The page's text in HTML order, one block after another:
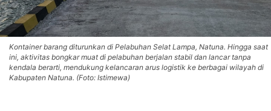
Kontainer barang diturunkan di Pelabuhan Selat Lampa, Natuna. Hingga saat
ini, aktivitas bongkar muat di pelabuhan berjalan stabil dan lancar tanpa
kendala berarti, mendukung kelancaran arus logistik ke berbagai wilayah di
Kabupaten Natuna. (Foto: Istimewa)